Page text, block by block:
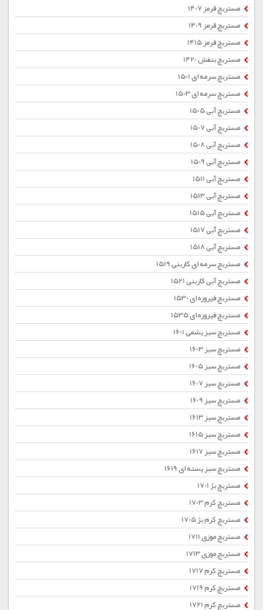
مستربچ قرمز 1407
مستربچ قرمز 1409
مستربچ قرمز 1415
مستربچ بنفش 1420
مستربچ سرمه ای 1501
مستربچ سرمه ای 1503
مستربچ آبی 1505
مستربچ آبی 1507
مستربچ آبی 1508
مستربچ آبی 1509
مستربچ آبی 1511
مستربچ آبی 1513
مستربچ آبی 1515
مستربچ آبی 1517
مستربچ آبی 1518
مستربچ سرمه ای کاربنی 1519
مستربچ آبی کاربنی 1521
مستربچ فیروزه ای 1530
مستربچ فیروزه ای 1535
مستربچ سبز یشمی 1601
مستربچ سبز 1603
مستربچ سبز 1605
مستربچ سبز 1607
مستربچ سبز 1609
مستربچ سبز 1613
مستربچ سبز 1615
مستربچ سبز 1617
مستربچ سبز پسته ای 1619
مستربچ بژ 1701
مستربچ کرم 1703
مستربچ کرم بژ 1705
مستربچ موزی 1711
مستربچ موزی 1713
مستربچ کرم 1717
مستربچ کرم 1719
مستربچ کرم 1721